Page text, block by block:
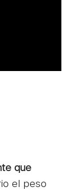
que
el peso